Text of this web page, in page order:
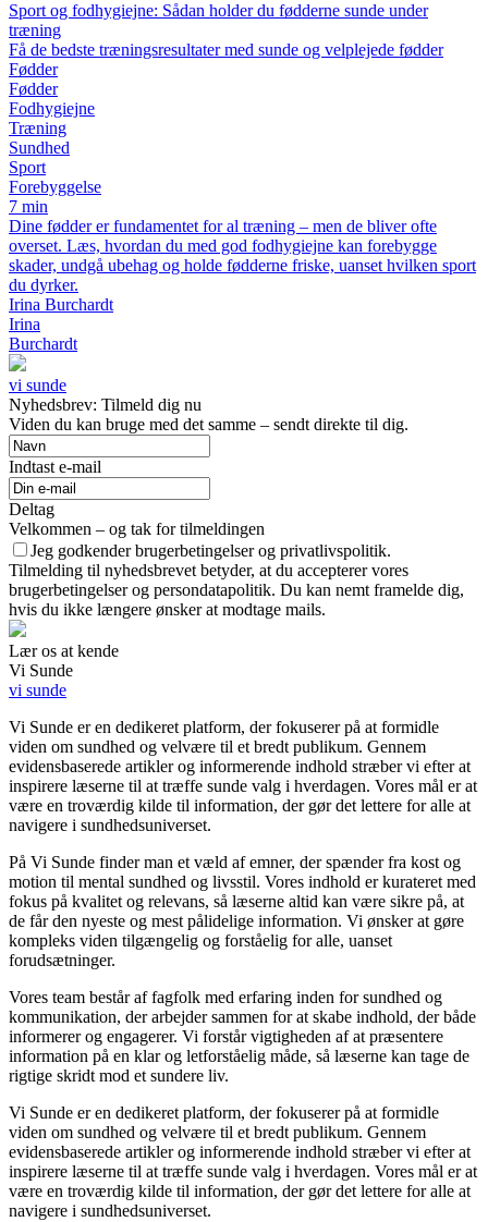
Sport og fodhygiejne: Sådan holder du fødderne sunde under
træning
Få de bedste træningsresultater med sunde og velplejede fødder
Fødder
Fødder
Fodhygiejne
Træning
Sundhed
Sport
Forebyggelse
7 min
Dine fødder er fundamentet for al træning – men de bliver ofte
overset. Læs, hvordan du med god fodhygiejne kan forebygge
skader, undgå ubehag og holde fødderne friske, uanset hvilken sport
du dyrker.
Irina Burchardt
Irina
Burchardt
vi sunde
Nyhedsbrev: Tilmeld dig nu
Viden du kan bruge med det samme – sendt direkte til dig.
Indtast e-mail
Deltag
Velkommen – og tak for tilmeldingen
Jeg godkender brugerbetingelser og privatlivspolitik.
Tilmelding til nyhedsbrevet betyder, at du accepterer vores
brugerbetingelser og persondatapolitik. Du kan nemt framelde dig,
hvis du ikke længere ønsker at modtage mails.
Lær os at kende
Vi Sunde
vi sunde
Vi Sunde er en dedikeret platform, der fokuserer på at formidle
viden om sundhed og velvære til et bredt publikum. Gennem
evidensbaserede artikler og informerende indhold stræber vi efter at
inspirere læserne til at træffe sunde valg i hverdagen. Vores mål er at
være en troværdig kilde til information, der gør det lettere for alle at
navigere i sundhedsuniverset.
På Vi Sunde finder man et væld af emner, der spænder fra kost og
motion til mental sundhed og livsstil. Vores indhold er kurateret med
fokus på kvalitet og relevans, så læserne altid kan være sikre på, at
de får den nyeste og mest pålidelige information. Vi ønsker at gøre
kompleks viden tilgængelig og forståelig for alle, uanset
forudsætninger.
Vores team består af fagfolk med erfaring inden for sundhed og
kommunikation, der arbejder sammen for at skabe indhold, der både
informerer og engagerer. Vi forstår vigtigheden af at præsentere
information på en klar og letforståelig måde, så læserne kan tage de
rigtige skridt mod et sundere liv.
Vi Sunde er en dedikeret platform, der fokuserer på at formidle
viden om sundhed og velvære til et bredt publikum. Gennem
evidensbaserede artikler og informerende indhold stræber vi efter at
inspirere læserne til at træffe sunde valg i hverdagen. Vores mål er at
være en troværdig kilde til information, der gør det lettere for alle at
navigere i sundhedsuniverset.